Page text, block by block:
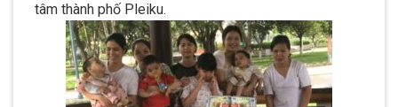
tâm thành phố Pleiku.